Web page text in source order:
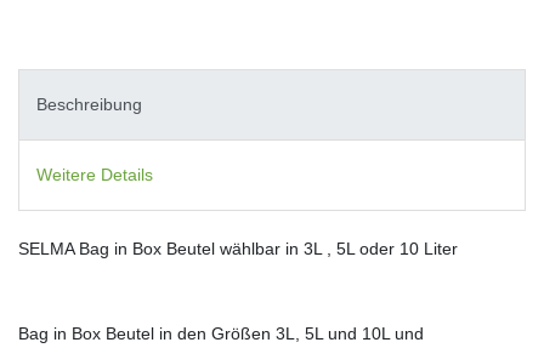
Beschreibung
Weitere Details
SELMA Bag in Box Beutel wählbar in 3L , 5L oder 10 Liter
Bag in Box Beutel in den Größen 3L, 5L und 10L und